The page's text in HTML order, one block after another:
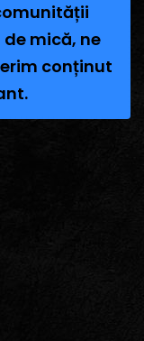
mică, ne
conținut